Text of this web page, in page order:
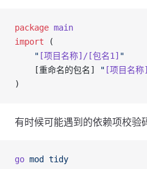
package main
import (
" [项目名称]/[包名1] "
[重命名的包名 ] " [项目名
)
有时候可能遇到的依赖项校验
go mod tidy